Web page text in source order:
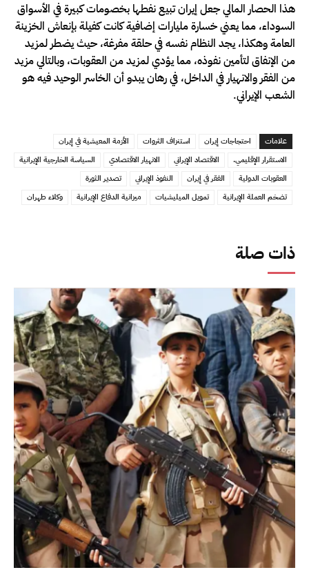
ذات صلة
هذا الحصار المالي جعل إيران تبيع نفطها بخصومات كبيرة في الأسواق
السوداء، مما يعني خسارة مليارات إضافية كانت كفيلة بإنعاش الخزينة
العامة وهكذا، يجد النظام نفسه في حلقة مفرغة، حيث يضطر لمزيد
من الإنفاق لتأمين نفوذه، مما يؤدي لمزيد من العقوبات، وبالتالي مزيد
من الفقر والانهيار في الداخل، في رهان يبدو أن الخاسر الوحيد فيه هو
الشعب الإيراني.
علامات احتجاجات إيران استنزاف الثروات
الأزمة المعيشية في إيران
الاستقرار الإقليمي.
الاقتصاد الإيراني الانهيار الاقتصادي
السياسة الخارجية الإيرانية
العقوبات الدولية
الفقر في إيران النفوذ الإيراني
تصدير الثورة
تضخم العملة الإيرانية
تمويل الميليشيات ميزانية الدفاع الإيرانية وكلاء طهران